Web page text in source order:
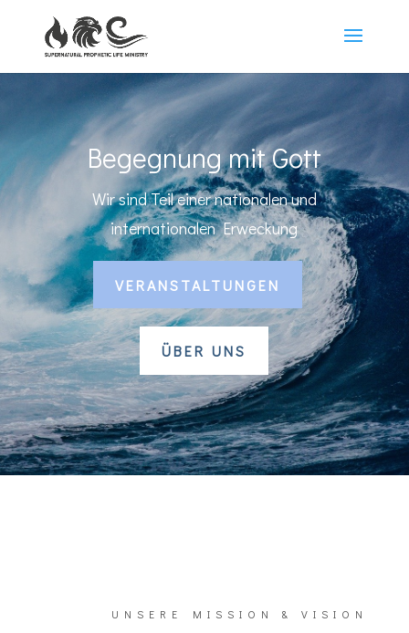
Begegnung mit Gott
Wir sind Teil einer nationalen und
internationalen Erweckung
VERANSTALTUNGEN
ÜBER UNS
UNSERE MISSION & VISION